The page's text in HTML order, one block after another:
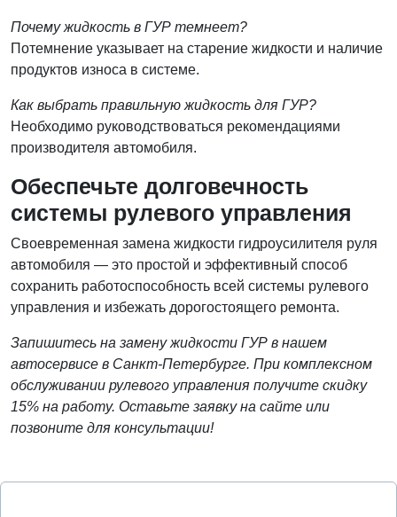
Почему жидкость в ГУР темнеет?
Потемнение указывает на старение жидкости и наличие
продуктов износа в системе.
Как выбрать правильную жидкость для ГУР?
Необходимо руководствоваться рекомендациями
производителя автомобиля.
Обеспечьте долговечность
системы рулевого управления
Своевременная замена жидкости гидроусилителя руля
автомобиля — это простой и эффективный способ
сохранить работоспособность всей системы рулевого
управления и избежать дорогостоящего ремонта.
Запишитесь на замену жидкости ГУР в нашем
автосервисе в Санкт-Петербурге. При комплексном
обслуживании рулевого управления получите скидку
15% на работу. Оставьте заявку на сайте или
позвоните для консультации!